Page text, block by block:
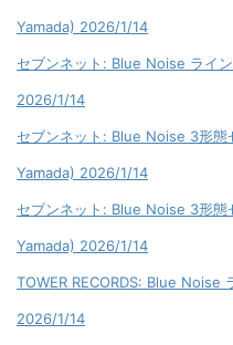
Yamada) 2026/1/14
セブンネット: Blue Noise ライ
2026/1/14
セブンネット: Blue Noise 3形
Yamada) 2026/1/14
セブンネット: Blue Noise 3形
Yamada) 2026/1/14
TOWER RECORDS: Blue Noise
2026/1/14